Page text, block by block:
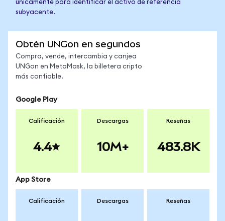
únicamente para identificar el activo de referencia
subyacente.
Obtén UNGon en segundos
Compra, vende, intercambia y canjea
UNGon en MetaMask, la billetera cripto
más confiable.
Google Play
Calificación
4.4
Descargas
10M+
Reseñas
483.8K
App Store
Calificación Descargas Reseñas